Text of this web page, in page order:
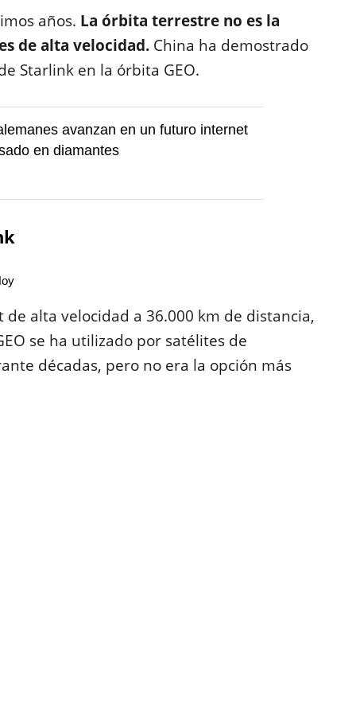
años. La órbita terrestre no es la
de alta velocidad.China ha demostrado
Starlink en la órbita GEO.
avanzan en un futuro internet
en diamantes
alta velocidad a 36.000 km de distancia,
se ha utilizado por satélites de
décadas, pero no era la opción más